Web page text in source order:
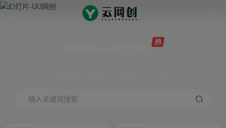
输入关键词搜索